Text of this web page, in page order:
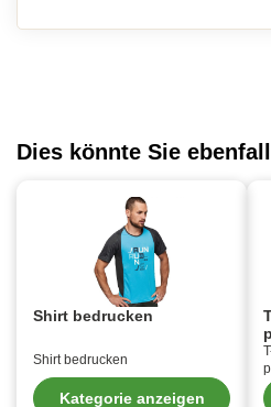
Dies könnte Sie
Shirt bedrucken
Shirt bedrucken
Kategorie anzeigen